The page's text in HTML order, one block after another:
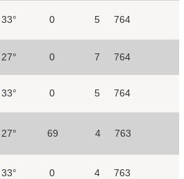
33° 0 5 764
27° 0 7 764
33° 0 5 764
27° 69 4 763
33° 0 4 763